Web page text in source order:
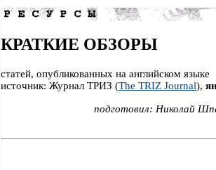
КРАТКИЕ ОБЗОРЫ
статей, опубликованных на английском языке
источник: Журнал ТРИЗ (The TRIZ Journal),
подготовил: Николай